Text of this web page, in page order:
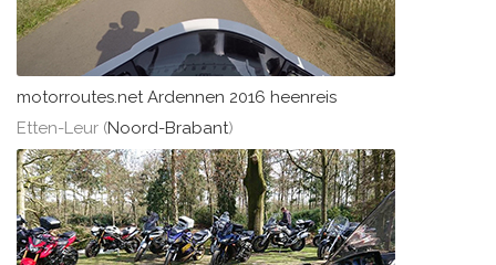
motorroutes.net Ardennen 2016 heenreis
Etten-Leur (Noord-Brabant)